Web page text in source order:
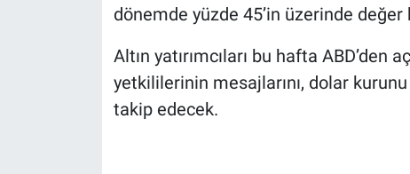
dönemde yüzde 45’in üzerinde değer
Altın yatırımcıları bu hafta
yetkililerinin mesajlarını, dolar
takip edecek.